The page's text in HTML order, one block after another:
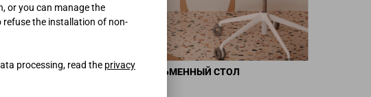
or you can manage the
refuse the installation of non-
processing, read the privacy
ШКАФ ПОДВЕСНОЙ ПИСЬМЕННЫЙ СТОЛ